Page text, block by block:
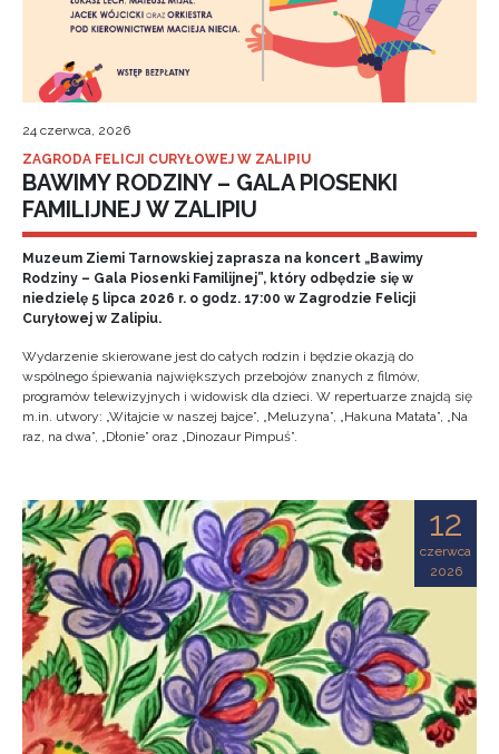
24 czerwca, 2026
ZAGRODA FELICJI CURYŁOWEJ W ZALIPIU
BAWIMY RODZINY – GALA PIOSENKI
FAMILIJNEJ W ZALIPIU
Muzeum Ziemi Tarnowskiej zaprasza na koncert „Bawimy
Rodziny – Gala Piosenki Familijnej”, który odbędzie się w
niedzielę 5 lipca 2026 r. o godz. 17:00 w Zagrodzie Felicji
Curyłowej w Zalipiu.
Wydarzenie skierowane jest do całych rodzin i będzie okazją do
wspólnego śpiewania największych przebojów znanych z filmów,
programów telewizyjnych i widowisk dla dzieci. W repertuarze znajdą się
m.in. utwory: „Witajcie w naszej bajce”, „Meluzyna”, „Hakuna Matata”, „Na
raz, na dwa”, „Dłonie” oraz „Dinozaur Pimpuś”.
12
czerwca
2026